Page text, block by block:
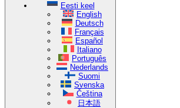
Eesti keel
English
Deutsch
Français
Español
Italiano
Português
Nederlands
Suomi
Svenska
Čeština
日本語